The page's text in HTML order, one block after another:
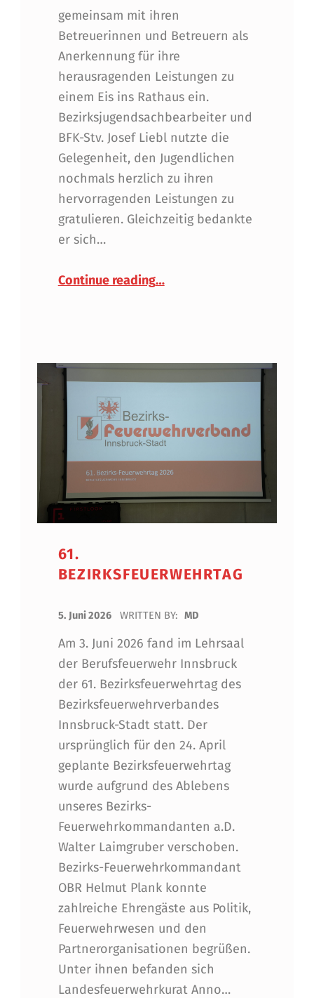
gemeinsam mit ihren
Betreuerinnen und Betreuern als
Anerkennung für ihre
herausragenden Leistungen zu
einem Eis ins Rathaus ein.
Bezirksjugendsachbearbeiter und
BFK-Stv. Josef Liebl nutzte die
Gelegenheit, den Jugendlichen
nochmals herzlich zu ihren
hervorragenden Leistungen zu
gratulieren. Gleichzeitig bedankte
er sich…
Continue reading“…
61.
BEZIRKSFEUERWEHRTAG
5. Juni 2026 WRITTEN BY: MD
Am 3. Juni 2026 fand im Lehrsaal
der Berufsfeuerwehr Innsbruck
der 61. Bezirksfeuerwehrtag des
Bezirksfeuerwehrverbandes
Innsbruck-Stadt statt. Der
ursprünglich für den 24. April
geplante Bezirksfeuerwehrtag
wurde aufgrund des Ablebens
unseres Bezirks-
Feuerwehrkommandanten a.D.
Walter Laimgruber verschoben.
Bezirks-Feuerwehrkommandant
OBR Helmut Plank konnte
zahlreiche Ehrengäste aus Politik,
Feuerwehrwesen und den
Partnerorganisationen begrüßen.
Unter ihnen befanden sich
Landesfeuerwehrkurat Anno…